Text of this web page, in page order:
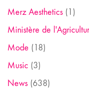
Merz Aesthetics (1)
Ministère de
Mode (18)
Music (3)
News (638)